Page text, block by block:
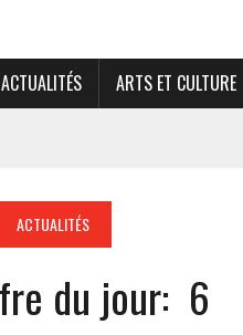
ACTUALITÉS ARTS ET CULTURE
ACTUALITÉS
du jour: 6